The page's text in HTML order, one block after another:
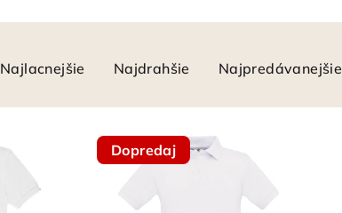
Najlacnejšie Najdrahšie Najpredávanejšie
Dopredaj